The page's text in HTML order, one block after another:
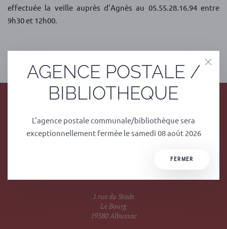
effectuée la veille auprès d’Agnès au 05.55.28.16.94 entre
9h30 et 12h00.
1 rue du Stade
Le Bourg
19380 Albussac
AGENCE POSTALE /
BIBLIOTHEQUE
L'agence postale communale/bibliothèque sera
exceptionnellement fermée le samedi 08 août 2026
FERMER